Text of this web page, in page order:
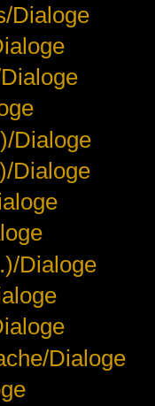
Dialoge
Dialoge
Dialoge
Dialoge
Dialoge